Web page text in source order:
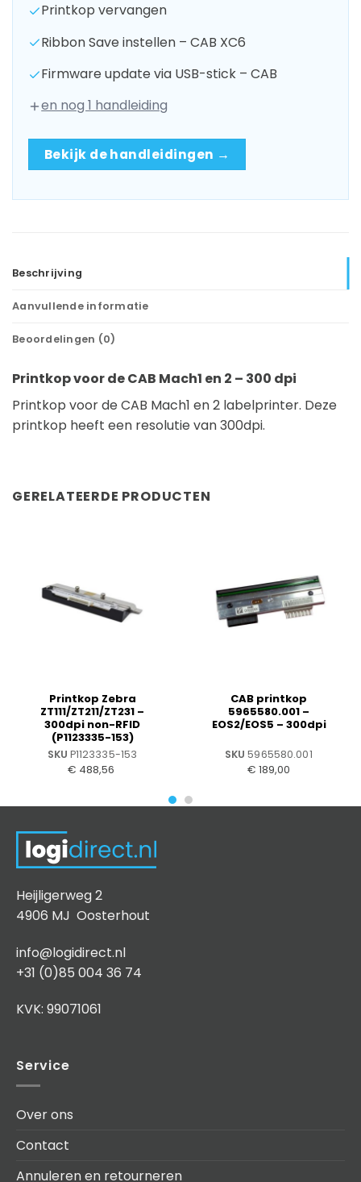
Printkop vervangen
Ribbon Save instellen – CAB XC6
Firmware update via USB-stick – CAB
en nog 1 handleiding
Bekijk de handleidingen →
Beschrijving
Aanvullende informatie
Beoordelingen (0)
Printkop voor de CAB Mach1 en 2 – 300 dpi
Printkop voor de CAB Mach1 en 2 labelprinter. Deze
printkop heeft een resolutie van 300dpi.
GERELATEERDE PRODUCTEN
Printkop Zebra
ZT111/ZT211/ZT231 –
300dpi non-RFID
(P1123335-153)
SKU P1123335-153
€ 488,56
CAB printkop
5965580.001 –
EOS2/EOS5 – 300dpi
SKU 5965580.001
€ 189,00
Heijligerweg 2
4906 MJ Oosterhout
info@logidirect.nl
+31 (0)85 004 36 74
KVK: 99071061
Service
Over ons
Contact
Annuleren en retourneren